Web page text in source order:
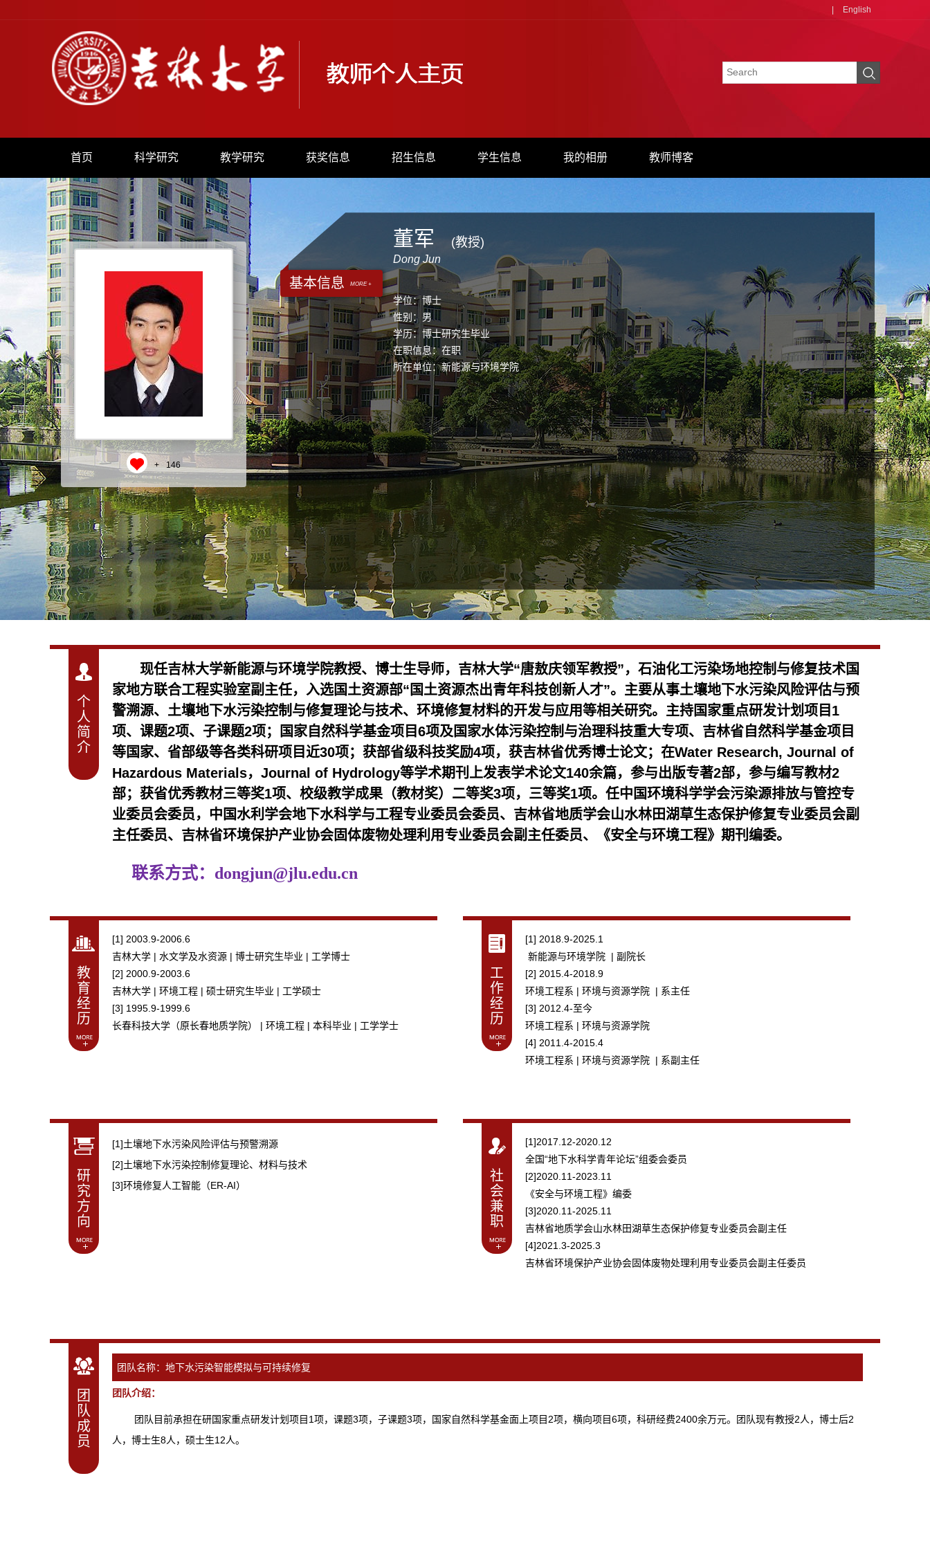
English
首页 科学研究 教学研究 获奖信息 招生信息 学生信息 我的相册 教师博客
+ 146
基本信息 MORE +
董军
Dong Jun
(教授)
学位：博士
性别：男
学历：博士研究生毕业
在职信息：在职
所在单位：新能源与环境学院
个
人
简
介
现任吉林大学新能源与环境学院教授、博士生导师，吉林大学“唐敖庆领军教授”，石油化工污染场地控制与修复技术国
家地方联合工程实验室副主任，入选国土资源部“国土资源杰出青年科技创新人才”。 主要从事土壤地下水污染风险评估与预
警溯源、土壤地下水污染控制与修复理论与技术、环境修复材料的开发与应用等相关研究。 主持国家重点研发计划项目1
项、课题2项、子课题2项；国家自然科学基金项目6项及国家水体污染控制与治理科技重大专项、吉林省自然科学基金项目
等国家、省部级等各类科研项目近30项；获部省级科技奖励4项， 获吉林省优秀博士论文；在Water Research, Journal of
Hazardous Materials，Journal of Hydrology等学术期刊上发表学术论文140余篇，参与出版专著2部，参与编写教材2
部；获省优秀教材三等奖1项、校级教学成果（教材奖）二等奖3项，三等奖1项。任中国环境科学学会污染源排放与管控专
业委员会委员 ，中国水利学会地下水科学与工程专业委员会委员、吉林省地质学会山水林田湖草生态保护修复专业委员会副
主任委员、吉林省环境保护产业协会固体废物处理利用专业委员会副主任委员、《安全与环境工程》期刊编委。
联系方式： dongjun@jlu.edu.cn
教
育
经
历
[1] 2003.9-2006.6
吉林大学 | 水文学及水资源 | 博士研究生毕业 | 工学博士
[2] 2000.9-2003.6
吉林大学 | 环境工程 | 硕士研究生毕业 | 工学硕士
[3] 1995.9-1999.6
长春科技大学（原长春地质学院） | 环境工程 | 本科毕业 | 工学学士
工
作
经
历
[1] 2018.9-2025.1
新能源与环境学院 | 副院长
[2] 2015.4-2018.9
环境工程系 | 环境与资源学院 | 系主任
[3] 2012.4-至今
环境工程系 | 环境与资源学院
[4] 2011.4-2015.4
环境工程系 | 环境与资源学院 | 系副主任
研
究
方
向
[1]土壤地下水污染风险评估与预警溯源
[2]土壤地下水污染控制修复理论、材料与技术
[3]环境修复人工智能（ER-AI）
社
会
兼
职
[1]2017.12-2020.12
全国“地下水科学青年论坛”组委会委员
[2]2020.11-2023.11
《安全与环境工程》编委
[3]2020.11-2025.11
吉林省地质学会山水林田湖草生态保护修复专业委员会副主任
[4]2021.3-2025.3
吉林省环境保护产业协会固体废物处理利用专业委员会副主任委员
团
队
成
员
团队名称：地下水污染智能模拟与可持续修复
团队介绍：
团队目前承担在研国家重点研发计划项目1项，课题3项，子课题3项，国家自然科学基金面上项目2项，横向项目6项，科研经费2400余万元。团队现有教授2人，博士后2
人，博士生8人，硕士生12人。